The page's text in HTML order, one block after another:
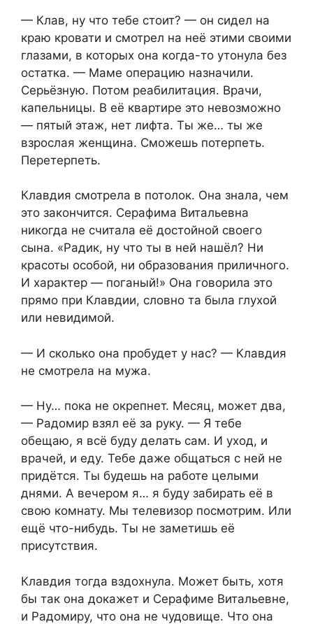
— Клав, ну что тебе стоит? — он сидел на
краю кровати и смотрел на неё этими своими
глазами, в которых она когда-то утонула без
остатка. — Маме операцию назначили.
Серьёзную. Потом реабилитация. Врачи,
капельницы. В её квартире это невозможно
— пятый этаж, нет лифта. Ты же… ты же
взрослая женщина. Сможешь потерпеть.
Перетерпеть.
Клавдия смотрела в потолок. Она знала, чем
это закончится. Серафима Витальевна
никогда не считала её достойной своего
сына. «Радик, ну что ты в ней нашёл? Ни
красоты особой, ни образования приличного.
И характер — поганый!» Она говорила это
прямо при Клавдии, словно та была глухой
или невидимой.
— И сколько она пробудет у нас? — Клавдия
не смотрела на мужа.
— Ну… пока не окрепнет. Месяц, может два,
— Радомир взял её за руку. — Я тебе
обещаю, я всё буду делать сам. И уход, и
врачей, и еду. Тебе даже общаться с ней не
придётся. Ты будешь на работе целыми
днями. А вечером я… я буду забирать её в
свою комнату. Мы телевизор посмотрим. Или
ещё что-нибудь. Ты не заметишь её
присутствия.
Клавдия тогда вздохнула. Может быть, хотя
бы так она докажет и Серафиме Витальевне,
и Радомиру, что она не чудовище. Что она